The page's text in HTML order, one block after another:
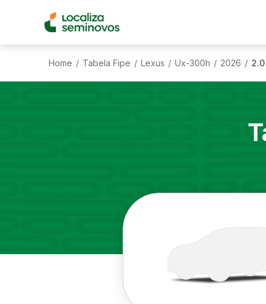
Home / Tabela Fipe / Lexus / Ux-300h / 2026 /